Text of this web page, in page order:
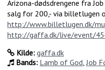
Arizona-dødsdrengene fra
salg for 200,- via billetlugen
http://www.billetlugen.dk/
http://gaffa.dk/live/event/
Kilde: gaffa.dk
Bands: Lamb of God,Job